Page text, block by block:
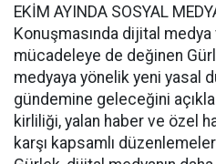
EKİM AYINDA SOSYAL
Konuşmasında dijital
mücadeleye de değinen
medyaya yönelik yeni yasal
gündemine geleceğini
kirliliği, yalan haber ve özel
karşı kapsamlı